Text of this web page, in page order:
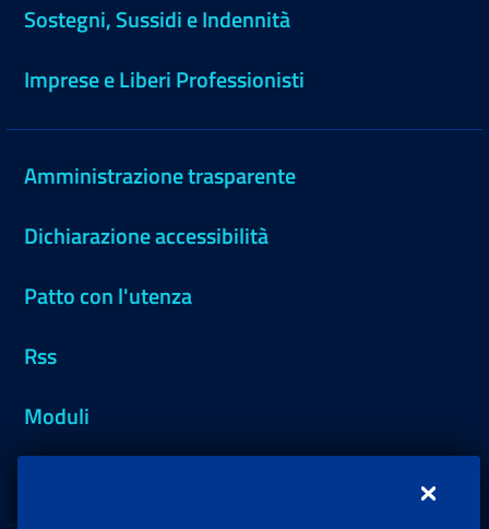
Sostegni, Sussidi e Indennità
Imprese e Liberi Professionisti
Amministrazione trasparente
Dichiarazione accessibilità
Patto con l'utenza
Rss
Moduli